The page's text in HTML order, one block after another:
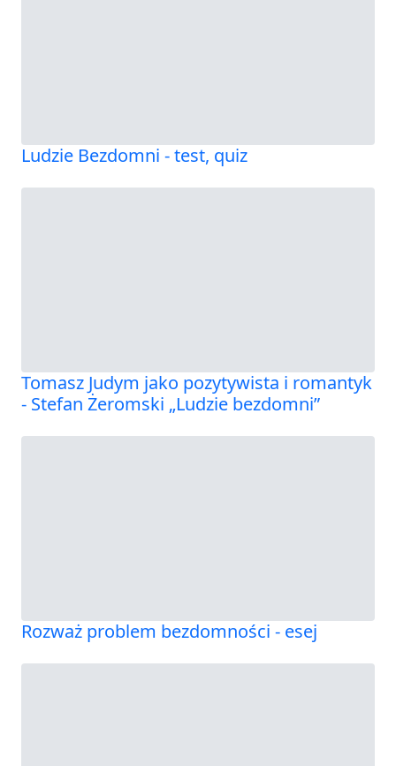
Ludzie Bezdomni - test, quiz
Tomasz Judym jako pozytywista i romantyk
- Stefan Żeromski „Ludzie bezdomni”
Rozważ problem bezdomności - esej